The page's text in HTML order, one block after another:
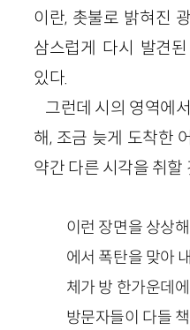
이란, 촛불로 밝혀진
삼스럽게 다시 발견
있다.
그런데 시의 영역에
해, 조금 늦게 도착한
약간 다른 시각을 취할
이런 장면을 상상
에서 폭탄을 맞아
체가 방 한가운데
방문자들이 다들